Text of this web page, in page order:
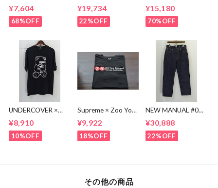
¥7,604
68%OFF
¥19,734
22%OFF
¥15,180
70%OFF
UNDERCOVER ×
KAWAMURA BEAR
TEE
¥8,910
10%OFF
Supreme × Zoo York
¥9,922
18%OFF
NEW MANUAL #017
JEANS / OW
¥30,888
22%OFF
その他の商品